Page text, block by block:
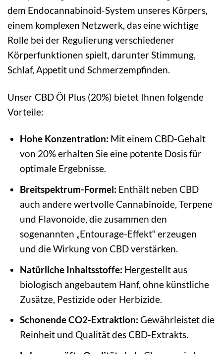
dem Endocannabinoid-System unseres Körpers,
einem komplexen Netzwerk, das eine wichtige
Rolle bei der Regulierung verschiedener
Körperfunktionen spielt, darunter Stimmung,
Schlaf, Appetit und Schmerzempfinden.
Unser CBD Öl Plus (20%) bietet Ihnen folgende
Vorteile:
Hohe Konzentration: Mit einem CBD-Gehalt
von 20% erhalten Sie eine potente Dosis für
optimale Ergebnisse.
Breitspektrum-Formel: Enthält neben CBD
auch andere wertvolle Cannabinoide, Terpene
und Flavonoide, die zusammen den
sogenannten „Entourage-Effekt“ erzeugen
und die Wirkung von CBD verstärken.
Natürliche Inhaltsstoffe: Hergestellt aus
biologisch angebautem Hanf, ohne künstliche
Zusätze, Pestizide oder Herbizide.
Schonende CO2-Extraktion: Gewährleistet die
Reinheit und Qualität des CBD-Extrakts.